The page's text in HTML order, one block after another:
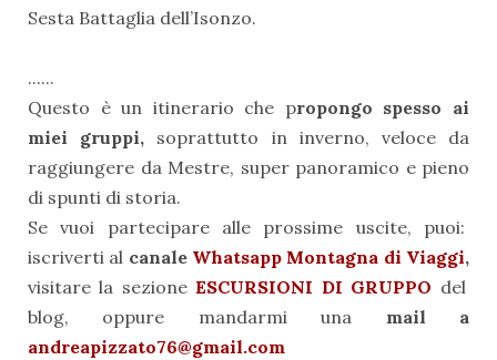
Sesta Battaglia dell’Isonzo.
......
Questo è un itinerario che propongo spesso ai
miei gruppi, soprattutto in inverno, veloce da
raggiungere da Mestre, super panoramico e pieno
di spunti di storia.
Se vuoi partecipare alle prossime uscite, puoi:
iscriverti al canale Whatsapp Montagna di Viaggi,
visitare la sezioneESCURSIONI DI GRUPPO del
blog, oppure mandarmi una mail a
andreapizzato76@gmail.com